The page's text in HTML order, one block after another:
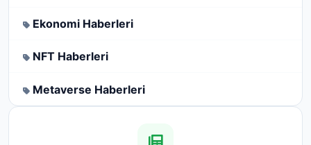
Ekonomi Haberleri
NFT Haberleri
Metaverse Haberleri